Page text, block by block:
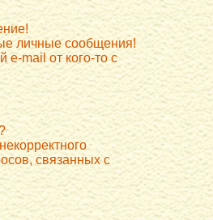
личные сообщения!
e-mail от кого-то с
связанных с